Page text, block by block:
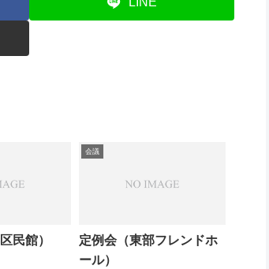
民館）
会議
定例会（東部フレンドホ
ール）